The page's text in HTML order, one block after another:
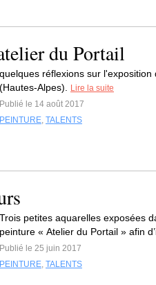
du Portail
quelques réflexions sur
(Hautes-Alpes).
Lire la suite
Publié le 14 août 2017
PEINTURE, TALENTS
Trois petites aquarelles exposées
peinture « Atelier du Portail » afin
Publié le 25 juin 2017
PEINTURE, TALENTS